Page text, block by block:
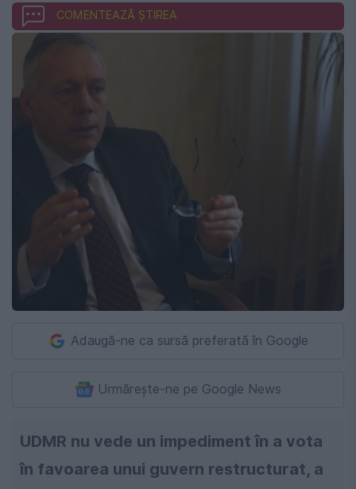
COMENTEAZĂ ȘTIREA
Adaugă-ne ca sursă preferată în Google
Urmărește-ne pe Google News
UDMR nu vede un impediment în a vota
în favoarea unui guvern restructurat, a